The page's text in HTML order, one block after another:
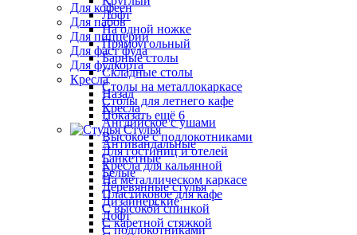
Лофт
На одной ножке
Прямоугольный
Барные столы
Складные столы
Столы на металлокаркасе
Столы для летнего кафе
Показать ещё 6
Стулья
Антивандальные
Банкетные
Белые
Деревянные стулья
Дизайнерские
Лофт
С подлокотниками
Для кофеен
Для пабов
Для пиццерии
Для фаст фуда
Для фудкорта
Кресла
Назад
Кресла
Английское с ушами
Высокое с подлокотниками
Для гостиниц и отелей
Кресла для кальянной
На металлическом каркасе
Пластиковое для кафе
С высокой спинкой
С каретной стяжкой